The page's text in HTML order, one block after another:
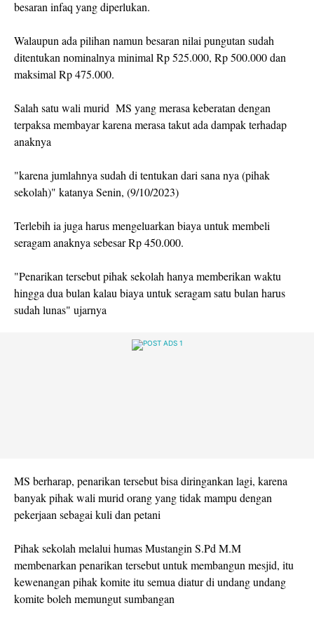
besaran infaq yang diperlukan.
Walaupun ada pilihan namun besaran nilai pungutan sudah
ditentukan nominalnya minimal Rp 525.000, Rp 500.000 dan
maksimal Rp 475.000.
Salah satu wali murid MS yang merasa keberatan dengan
terpaksa membayar karena merasa takut ada dampak terhadap
anaknya
"karena jumlahnya sudah di tentukan dari sana nya (pihak
sekolah)" katanya Senin, (9/10/2023)
Terlebih ia juga harus mengeluarkan biaya untuk membeli
seragam anaknya sebesar Rp 450.000.
"Penarikan tersebut pihak sekolah hanya memberikan waktu
hingga dua bulan kalau biaya untuk seragam satu bulan harus
sudah lunas" ujarnya
MS berharap, penarikan tersebut bisa diringankan lagi, karena
banyak pihak wali murid orang yang tidak mampu dengan
pekerjaan sebagai kuli dan petani
Pihak sekolah melalui humas Mustangin S.Pd M.M
membenarkan penarikan tersebut untuk membangun mesjid, itu
kewenangan pihak komite itu semua diatur di undang undang
komite boleh memungut sumbangan